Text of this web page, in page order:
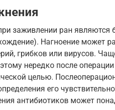
заживлении ран являются
Нагноение может
грибков или вирусов.
нередко после операции
целью.
его
антибиотиков может